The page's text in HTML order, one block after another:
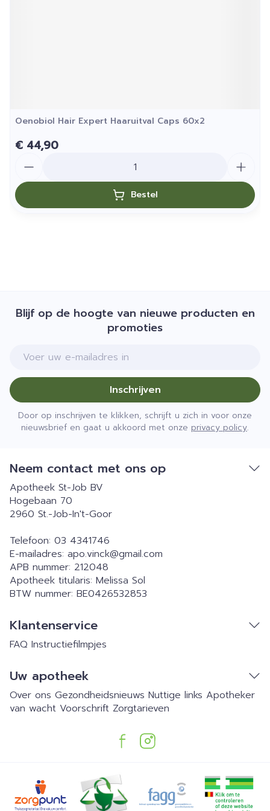
Oenobiol Hair Expert Haaruitval Caps 60x2
€ 44,90
Bestel
Blijf op de hoogte van nieuwe producten en
promoties
E-mail adres
Inschrijven
Door op inschrijven te klikken, schrijft u zich in voor onze
nieuwsbrief en gaat u akkoord met onze privacy policy.
Neem contact met ons op
Apotheek St-Job BV
Hogebaan 70
2960 St.-Job-In't-Goor
Telefoon: 03 4341746
E-mailadres: apo.vinck@gmail.com
APB nummer: 212048
Apotheek titularis: Melissa Sol
BTW nummer: BE0426532853
Klantenservice
FAQ Instructiefilmpjes
Uw apotheek
Over ons Gezondheidsnieuws Nuttige links Apotheker
van wacht Voorschrift Zorgtarieven